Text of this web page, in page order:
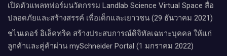
เปิดตัวแพลทฟอร์มนวัตกรรม Landlab Science Virtual Space สื่อ
ปลอดภัยและสร้างสรรค์ เพื่อเด็กและเยาวชน (29 ธันวาคม 2021)
ชไนเดอร์ อิเล็คทริค สร้างประสบการณ์ดิจิทัลเฉพาะบุคคล ให้แก่
ลูกค้าและคู่ค้าผ่าน mySchneider Portal (1 มกราคม 2022)